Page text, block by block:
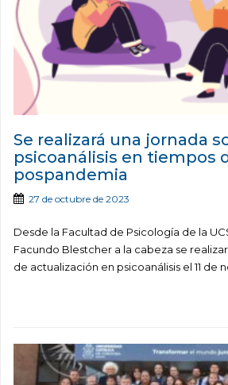
Se realizará una jornada
psicoanálisis en tiempos
pospandemia
27 de octubre de 2023
Desde la Facultad de Psicología de la
Facundo Blestcher a la cabeza se
de actualización en psicoanálisis el 11 de